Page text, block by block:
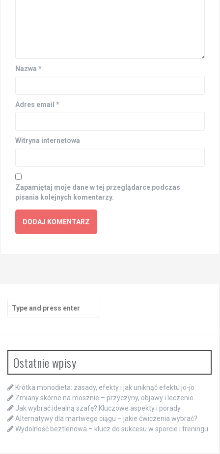
Nazwa *
Adres email *
Witryna internetowa
Zapamiętaj moje dane w tej przeglądarce podczas
pisania kolejnych komentarzy.
Search
for:
Ostatnie wpisy
Krótka monodieta: zasady, efekty i jak uniknąć efektu jo-jo
Zmiany skórne na mosznie – przyczyny, objawy i leczenie
Jak wybrać idealną szafę? Kluczowe aspekty i porady
Alternatywy dla martwego ciągu – jakie ćwiczenia wybrać?
Wydolność beztlenowa – klucz do sukcesu w sporcie i treningu